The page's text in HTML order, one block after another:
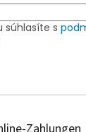
súhlasíte s